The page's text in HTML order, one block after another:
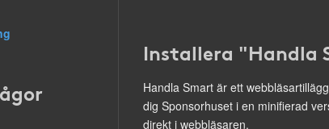
Installera "Handla
Handla Smart är ett
dig Sponsorhuset i en minifierad
direkt i webbläsaren.